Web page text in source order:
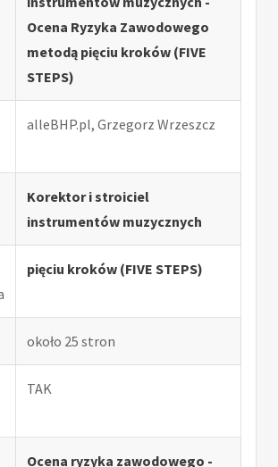
Ocena Ryzyka Zawodowego
metodą pięciu kroków (FIVE
STEPS)
alleBHP.pl, Grzegorz Wrzeszcz
Korektor i stroiciel
instrumentów muzycznych
pięciu kroków (FIVE STEPS)
około 25 stron
TAK
Ocena ryzyka zawodowego -